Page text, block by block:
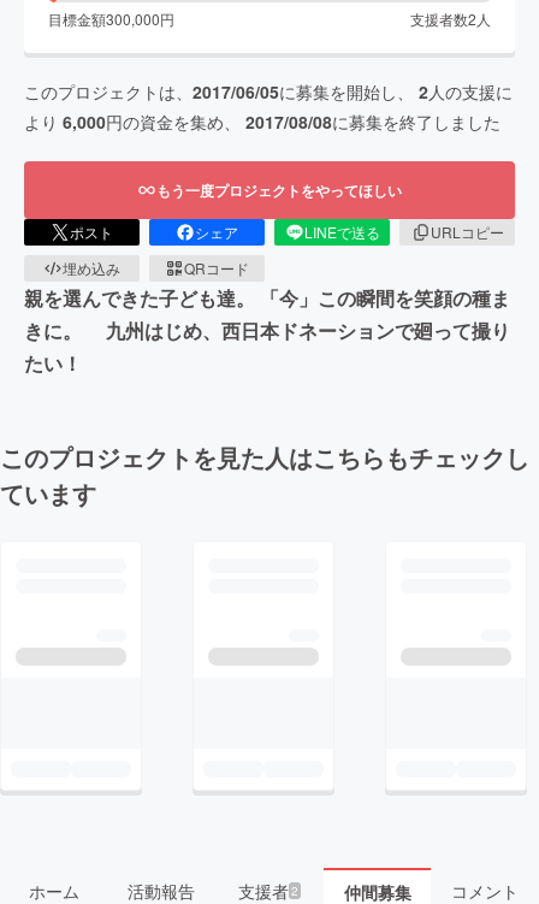
目標金額300,000円 支援者数2 人
このプロジェクトは、 2017/06/05に募集を開始し、 2人の支援に
より 6,000円の資金を集め、 2017/08/08に募集を終了しました
もう一度プロジェクトをやってほしい
ポスト シェア LINEで送る
URLコピー
埋め込み
QRコード
親を選んできた子ども達。 「今」この瞬間を笑顔の種ま
きに。 九州はじめ、西日本ドネーションで廻って撮り
たい！
このプロジェクトを見た人はこちらもチェックし
ています
ホーム 活動報告 支援者2 仲間募集 コメント